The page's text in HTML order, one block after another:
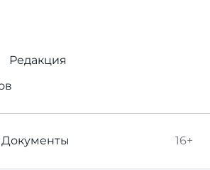
Редакция
16+
Документы